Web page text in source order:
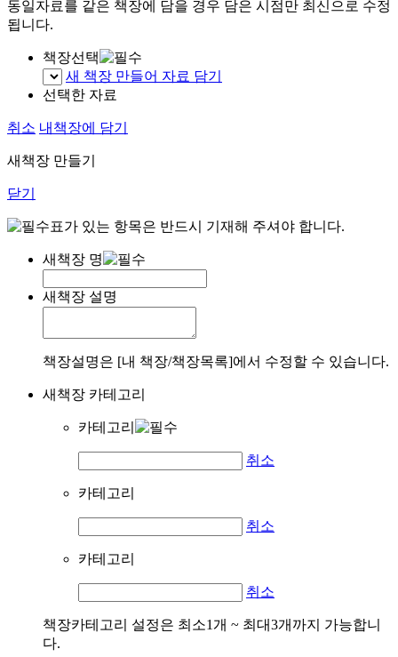
동일자료를 같은 책장에 담을 경우 담은 시점만 최신으로 수정
됩니다.
책장선택
새 책장 만들어 자료 담기
선택한 자료
취소 내책장에 담기
새책장 만들기
닫기
표가 있는 항목은 반드시 기재해 주셔야 합니다.
새책장 명
새책장 설명
책장설명은 [내 책장/책장목록]에서 수정할 수 있습니다.
새책장 카테고리
카테고리
취소
카테고리
취소
카테고리
취소
책장카테고리 설정은 최소1개 ~ 최대3개까지 가능합니
다.